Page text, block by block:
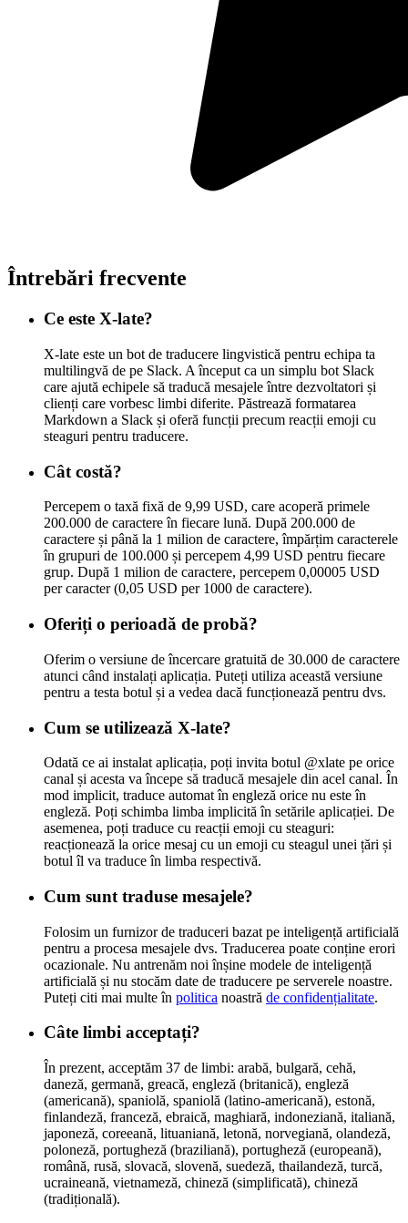
Întrebări frecvente
Ce este X-late?
X-late este un bot de traducere lingvistică pentru echipa ta
multilingvă de pe Slack. A început ca un simplu bot Slack
care ajută echipele să traducă mesajele între dezvoltatori și
clienți care vorbesc limbi diferite. Păstrează formatarea
Markdown a Slack și oferă funcții precum reacții emoji cu
steaguri pentru traducere.
Cât costă?
Percepem o taxă fixă de 9,99 USD, care acoperă primele
200.000 de caractere în fiecare lună. După 200.000 de
caractere și până la 1 milion de caractere, împărțim caracterele
în grupuri de 100.000 și percepem 4,99 USD pentru fiecare
grup. După 1 milion de caractere, percepem 0,00005 USD
per caracter (0,05 USD per 1000 de caractere).
Oferiți o perioadă de probă?
Oferim o versiune de încercare gratuită de 30.000 de caractere
atunci când instalați aplicația. Puteți utiliza această versiune
pentru a testa botul și a vedea dacă funcționează pentru dvs.
Cum se utilizează X-late?
Odată ce ai instalat aplicația, poți invita botul @xlate pe orice
canal și acesta va începe să traducă mesajele din acel canal. În
mod implicit, traduce automat în engleză orice nu este în
engleză. Poți schimba limba implicită în setările aplicației. De
asemenea, poți traduce cu reacții emoji cu steaguri:
reacționează la orice mesaj cu un emoji cu steagul unei țări și
botul îl va traduce în limba respectivă.
Cum sunt traduse mesajele?
Folosim un furnizor de traduceri bazat pe inteligență artificială
pentru a procesa mesajele dvs. Traducerea poate conține erori
ocazionale. Nu antrenăm noi înșine modele de inteligență
artificială și nu stocăm date de traducere pe serverele noastre.
Puteți citi mai multe în politica noastră de confidențialitate.
Câte limbi acceptați?
În prezent, acceptăm 37 de limbi: arabă, bulgară, cehă,
daneză, germană, greacă, engleză (britanică), engleză
(americană), spaniolă, spaniolă (latino-americană), estonă,
finlandeză, franceză, ebraică, maghiară, indoneziană, italiană,
japoneză, coreeană, lituaniană, letonă, norvegiană, olandeză,
poloneză, portugheză (braziliană), portugheză (europeană),
română, rusă, slovacă, slovenă, suedeză, thailandeză, turcă,
ucraineană, vietnameză, chineză (simplificată), chineză
(tradițională).